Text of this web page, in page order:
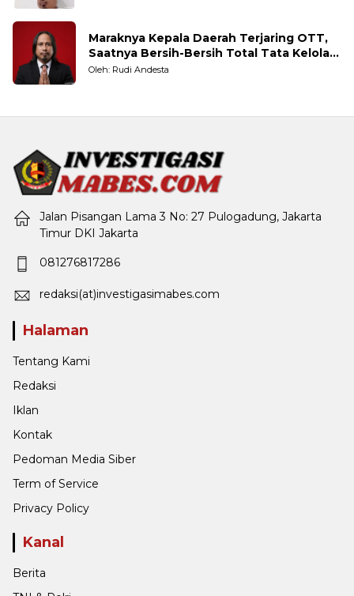
Maraknya Kepala Daerah Terjaring OTT,
Saatnya Bersih-Bersih Total Tata Kelola
Pemerintahan
Oleh: Rudi Andesta
Jalan Pisangan Lama 3 No: 27 Pulogadung, Jakarta
Timur DKI Jakarta
081276817286
redaksi(at)investigasimabes.com
Halaman
Tentang Kami
Redaksi
Iklan
Kontak
Pedoman Media Siber
Term of Service
Privacy Policy
Kanal
Berita